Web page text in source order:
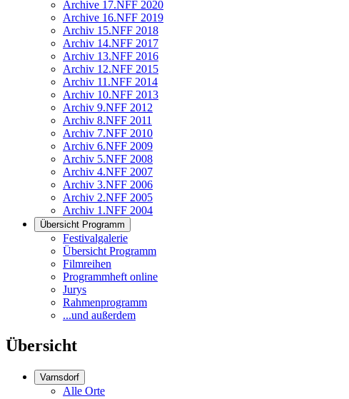
Archive 17.NFF 2020
Archive 16.NFF 2019
Archiv 15.NFF 2018
Archiv 14.NFF 2017
Archiv 13.NFF 2016
Archiv 12.NFF 2015
Archiv 11.NFF 2014
Archiv 10.NFF 2013
Archiv 9.NFF 2012
Archiv 8.NFF 2011
Archiv 7.NFF 2010
Archiv 6.NFF 2009
Archiv 5.NFF 2008
Archiv 4.NFF 2007
Archiv 3.NFF 2006
Archiv 2.NFF 2005
Archiv 1.NFF 2004
Übersicht Programm
Festivalgalerie
Übersicht Programm
Filmreihen
Programmheft online
Jurys
Rahmenprogramm
...und außerdem
Übersicht
Varnsdorf
Alle Orte